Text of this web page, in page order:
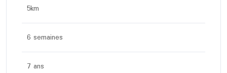
5km
6 semaines
7 ans